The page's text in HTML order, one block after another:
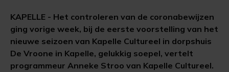
KAPELLE - Het controleren van de coronabewijzen
ging vorige week, bij de eerste voorstelling van het
nieuwe seizoen van Kapelle Cultureel in dorpshuis
De Vroone in Kapelle, gelukkig soepel, vertelt
programmeur Anneke Stroo van Kapelle Cultureel.